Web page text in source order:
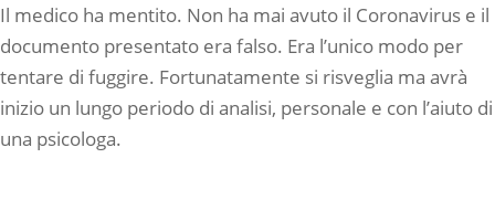
Il medico ha mentito. Non ha mai avuto il Coronavirus e il
documento presentato era falso. Era l’unico modo per
tentare di fuggire. Fortunatamente si risveglia ma avrà
inizio un lungo periodo di analisi, personale e con l’aiuto di
una psicologa.